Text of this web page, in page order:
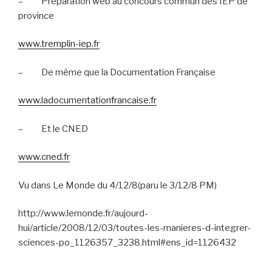
province
www.tremplin-iep.fr
– De même que la Documentation Française
www.ladocumentationfrancaise.fr
– Et le CNED
www.cned.fr
Vu dans Le Monde du 4/12/8(paru le 3/12/8 PM)
http://www.lemonde.fr/aujourd-
hui/article/2008/12/03/toutes-les-manieres-d-integrer-
sciences-po_1126357_3238.html#ens_id=1126432